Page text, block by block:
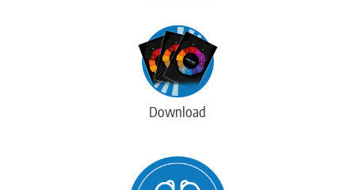
Download